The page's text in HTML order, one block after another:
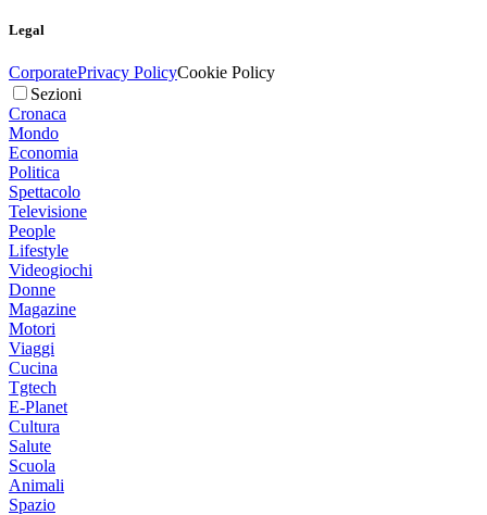
Legal
CorporatePrivacy PolicyCookie Policy
Sezioni
Cronaca
Mondo
Economia
Politica
Spettacolo
Televisione
People
Lifestyle
Videogiochi
Donne
Magazine
Motori
Viaggi
Cucina
Tgtech
E-Planet
Cultura
Salute
Scuola
Animali
Spazio